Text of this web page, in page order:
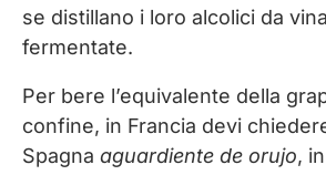
se distillano i loro alcolici da
fermentate.
Per bere l’equivalente della
confine, in Francia devi
Spagna aguardiente de orujo,